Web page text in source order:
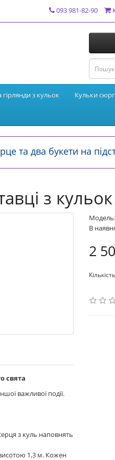
093 981-82-90
гірлянди з кульок Кульки
та два букети на
з кульок
свята
важливої події.
з куль наповнять
1,3 м. Кожен
В
2
Кількість